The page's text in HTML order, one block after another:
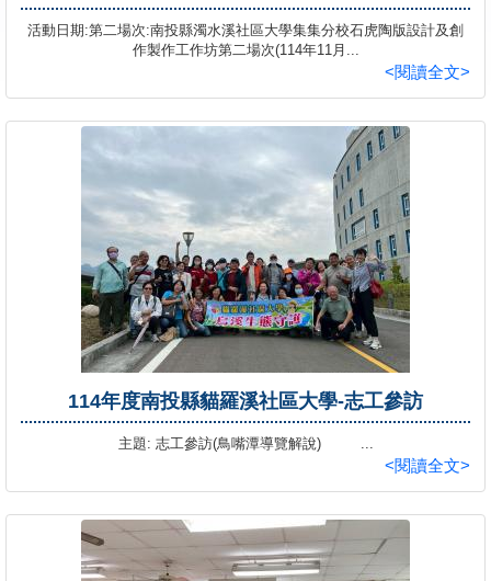
活動日期:第二場次:南投縣濁水溪社區大學集集分校石虎陶版設計及創
作製作工作坊第二場次(114年11月...
<閱讀全文>
114年度南投縣貓羅溪社區大學-志工參訪
主題: 志工參訪(鳥嘴潭導覽解說) ...
<閱讀全文>